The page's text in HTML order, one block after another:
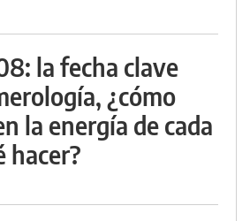
la fecha clave
¿cómo
la energía de cada
hacer?